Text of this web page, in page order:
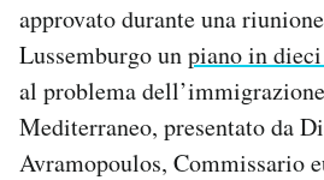
approvato durante una
Lussemburgo unpiano in
al problema
Mediterraneo, presentato da
Avramopoulos, Commissario